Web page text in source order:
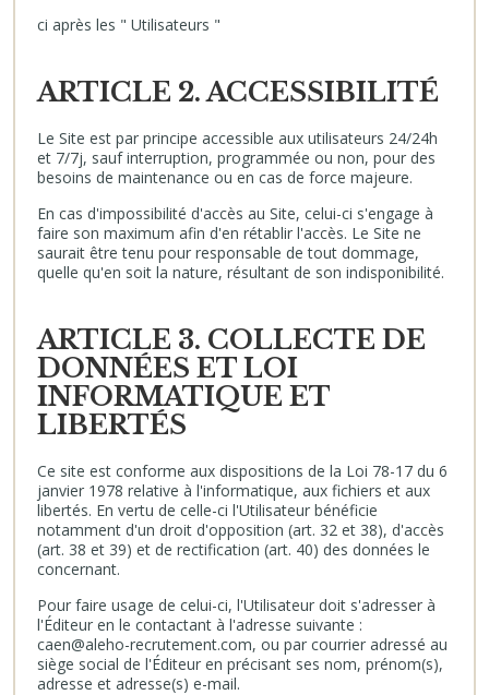
ci après les " Utilisateurs "
ARTICLE 2. ACCESSIBILITÉ
Le Site est par principe accessible aux utilisateurs 24/24h
et 7/7j, sauf interruption, programmée ou non, pour des
besoins de maintenance ou en cas de force majeure.
En cas d'impossibilité d'accès au Site, celui-ci s'engage à
faire son maximum afin d'en rétablir l'accès. Le Site ne
saurait être tenu pour responsable de tout dommage,
quelle qu'en soit la nature, résultant de son indisponibilité.
ARTICLE 3. COLLECTE DE
DONNÉES ET LOI
INFORMATIQUE ET
LIBERTÉS
Ce site est conforme aux dispositions de la Loi 78-17 du 6
janvier 1978 relative à l'informatique, aux fichiers et aux
libertés. En vertu de celle-ci l'Utilisateur bénéficie
notamment d'un droit d'opposition (art. 32 et 38), d'accès
(art. 38 et 39) et de rectification (art. 40) des données le
concernant.
Pour faire usage de celui-ci, l'Utilisateur doit s'adresser à
l'Éditeur en le contactant à l'adresse suivante :
caen@aleho-recrutement.com, ou par courrier adressé au
siège social de l'Éditeur en précisant ses nom, prénom(s),
adresse et adresse(s) e-mail.